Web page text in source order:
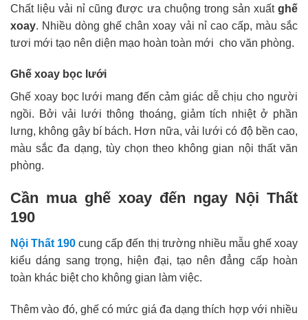
Chất liệu vải nỉ cũng được ưa chuộng trong sản xuất ghế
xoay. Nhiều dòng ghế chân xoay vải nỉ cao cấp, màu sắc
tươi mới tạo nên diện mạo hoàn toàn mới cho văn phòng.
Ghế xoay bọc lưới
Ghế xoay bọc lưới mang đến cảm giác dễ chịu cho người
ngồi. Bởi vải lưới thông thoáng, giảm tích nhiệt ở phần
lưng, không gây bí bách. Hơn nữa, vải lưới có độ bền cao,
màu sắc đa dạng, tùy chọn theo không gian nội thất văn
phòng.
Cần mua ghế xoay đến ngay Nội Thất
190
Nội Thất 190 cung cấp đến thị trường nhiều mẫu ghế xoay
kiểu dáng sang trọng, hiện đại, tạo nên đẳng cấp hoàn
toàn khác biệt cho không gian làm việc.
Thêm vào đó, ghế có mức giá đa dạng thích hợp với nhiều